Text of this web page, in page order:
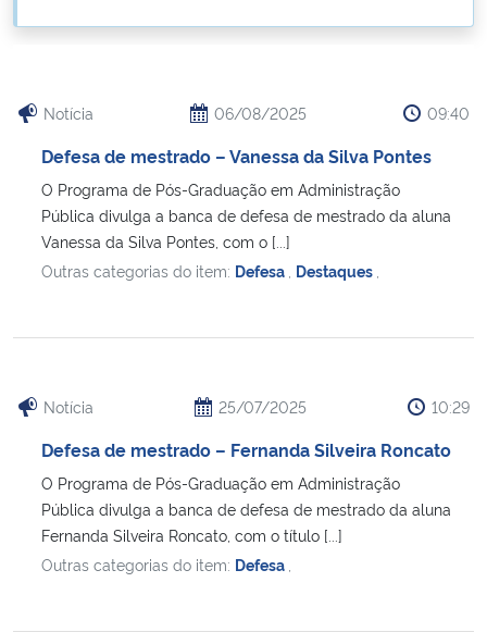
Ministério da Ciência, Tecnologia, Inovações e Comunicações
Ministério do Meio Ambiente
Controladoria-Geral da União
Ministério da Mulher, da Família e dos Direitos Humanos
Secretaria-Geral
Notícia 06/08/2025 09:40
Defesa de mestrado – Vanessa da Silva Pontes
O Programa de Pós-Graduação em Administração
Pública divulga a banca de defesa de mestrado da aluna
Vanessa da Silva Pontes, com o [...]
Outras categorias do item: Defesa Destaques
Notícia 25/07/2025 10:29
Defesa de mestrado – Fernanda Silveira Roncato
O Programa de Pós-Graduação em Administração
Pública divulga a banca de defesa de mestrado da aluna
Fernanda Silveira Roncato, com o título [...]
Outras categorias do item: Defesa